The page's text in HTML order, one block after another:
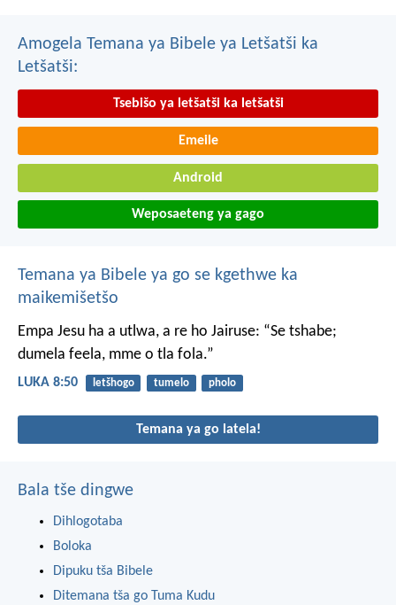
Amogela Temana ya Bibele ya Letšatši ka
Letšatši:
Tsebišo ya letšatši ka letšatši
Emeile
Android
Weposaeteng ya gago
Temana ya Bibele ya go se kgethwe ka
maikemišetšo
Empa Jesu ha a utlwa, a re ho Jairuse: “Se tshabe;
dumela feela, mme o tla fola.”
LUKA 8:50 letšhogo tumelo pholo
Temana ya go latela!
Bala tše dingwe
Dihlogotaba
Boloka
Dipuku tša Bibele
Ditemana tša go Tuma Kudu